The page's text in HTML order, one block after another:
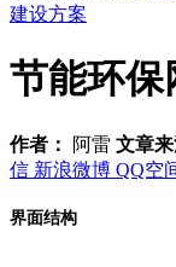
建设方案
节能环保
作者： 阿雷 文章来
信 新浪微博 QQ空
界面结构